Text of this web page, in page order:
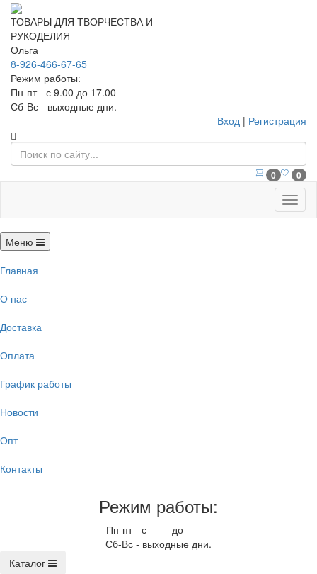
ТОВАРЫ ДЛЯ ТВОРЧЕСТВА И
РУКОДЕЛИЯ
Ольга
8-926-466-67-65
Режим работы:
Пн-пт - с 9.00 до 17.00
Сб-Вс - выходные дни.
Вход | Регистрация
0
0
Меню
Меню
Главная
О нас
Доставка
Оплата
График работы
Новости
Опт
Контакты
Режим работы:
Пн-пт - с до
Сб-Вс - выходные дни.
Каталог